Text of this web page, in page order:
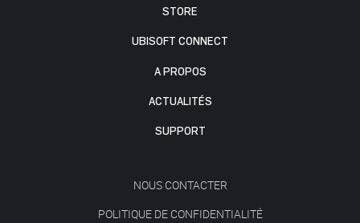
STORE
UBISOFT CONNECT
A PROPOS
ACTUALITÉS
SUPPORT
NOUS CONTACTER
POLITIQUE DE CONFIDENTIALITÉ